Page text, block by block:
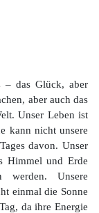
– das Glück, aber
aber auch das
Unser Leben ist
kann nicht unsere
davon. Unser
Himmel und Erde
Unsere
einmal die Sonne
da ihre Energie